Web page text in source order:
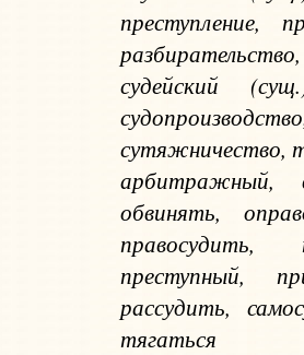
преступление,
судейский
сутяжничество,
арбитражный,
обвинять,
правосудить,
преступный,
рассудить,
тягаться